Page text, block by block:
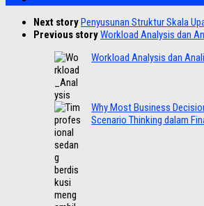
Next story Penyusunan Struktur Skala
Previous storyWorkload Analysis dan
Workload Analysis dan
Why Most Business
Scenario Thinking dalam